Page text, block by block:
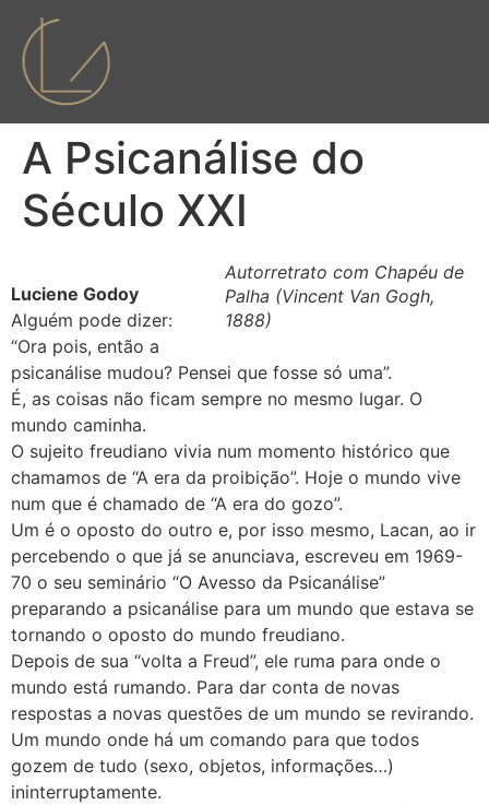
A Psicanálise do
Século XXI
Autorretrato com Chapéu de
Palha (Vincent Van Gogh,
1888)
Luciene Godoy
Alguém pode dizer:
“Ora pois, então a
psicanálise mudou? Pensei que fosse só uma”.
É, as coisas não ficam sempre no mesmo lugar. O
mundo caminha.
O sujeito freudiano vivia num momento histórico que
chamamos de “A era da proibição”. Hoje o mundo vive
num que é chamado de “A era do gozo”.
Um é o oposto do outro e, por isso mesmo, Lacan, ao ir
percebendo o que já se anunciava, escreveu em 1969-
70 o seu seminário “O Avesso da Psicanálise”
preparando a psicanálise para um mundo que estava se
tornando o oposto do mundo freudiano.
Depois de sua “volta a Freud”, ele ruma para onde o
mundo está rumando. Para dar conta de novas
respostas a novas questões de um mundo se revirando.
Um mundo onde há um comando para que todos
gozem de tudo (sexo, objetos, informações…)
ininterruptamente.